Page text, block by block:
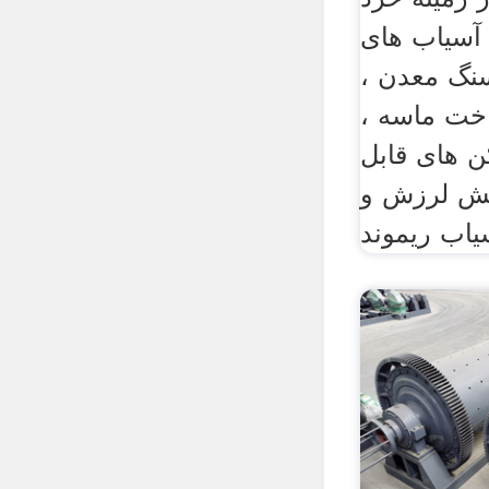
های
معدن ،
ماسه ،
های قابل
لرزش و